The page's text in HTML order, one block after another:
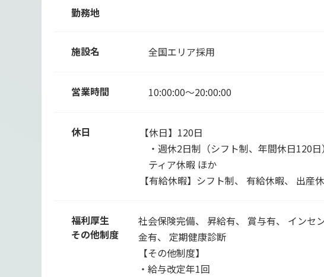
勤務地
施設名 全国エリア採用
営業時間 10:00:00～20:00:00
休日
【休日】120日
・週休2日制（シフト制、年間休日120
ティア休暇 ほか
【有給休暇】シフト制、 有給休暇、 出産
福利厚生
その他制度
社会保険完備、 昇給有、 賞与有、 インセ
金有、 定期健康診断
【その他制度】
・給与改定年1回